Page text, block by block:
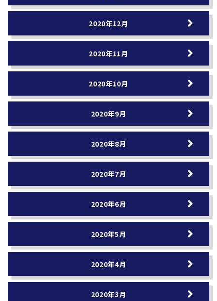
2020年12月
2020年11月
2020年10月
2020年9月
2020年8月
2020年7月
2020年6月
2020年5月
2020年4月
2020年3月